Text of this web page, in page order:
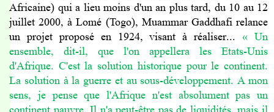
Africaine) qui a lieu moins d'un an plus tard, du 10 au 12
juillet 2000, à Lomé (Togo), Muammar Gaddhafi relance
un projet proposé en 1924, visant à réaliser...« Un
ensemble, dit-il, que l'on appellera les Etats-Unis
d'Afrique. C'est la solution historique pour le continent.
La solution à la guerre et au sous-développement. A mon
sens, je pense que l'Afrique n'est absolument pas un
continent pauvre. Il n'a peut-être pas de liquidités, mais il